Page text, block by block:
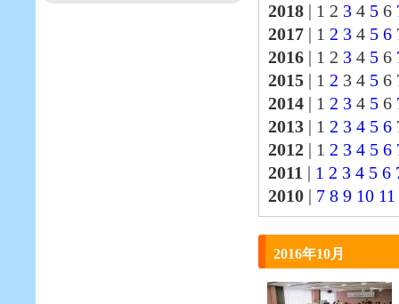
2018 | 1 2 3 4 5 6
2017 | 1 2 3 4 5 6
2016 | 1 2 3 4 5 6
2015 | 1 2 3 4 5 6
2014 | 1 2 3 4 5 6
2013 | 1 2 3 4 5 6
2012 | 1 2 3 4 5 6
2011 | 1 2 3 4 5 6
2010 | 7 8 9 10 11
2016年10月